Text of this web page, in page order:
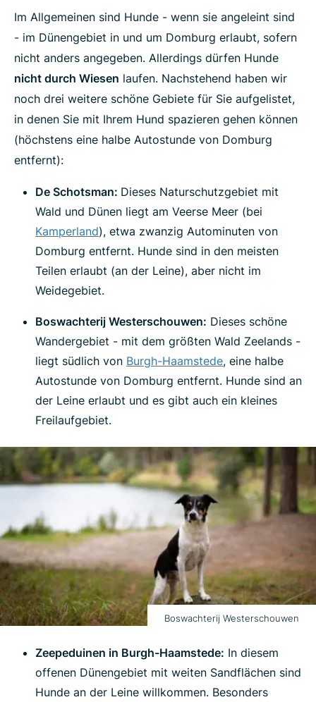
Im Allgemeinen sind Hunde - wenn sie angeleint sind
- im Dünengebiet in und um Domburg erlaubt, sofern
nicht anders angegeben. Allerdings dürfen Hunde
nicht durch Wiesen laufen. Nachstehend haben wir
noch drei weitere schöne Gebiete für Sie aufgelistet,
in denen Sie mit Ihrem Hund spazieren gehen können
(höchstens eine halbe Autostunde von Domburg
entfernt):
De Schotsman: Dieses Naturschutzgebiet mit
Wald und Dünen liegt am Veerse Meer (bei
Kamperland), etwa zwanzig Autominuten von
Domburg entfernt. Hunde sind in den meisten
Teilen erlaubt (an der Leine), aber nicht im
Weidegebiet.
Boswachterij Westerschouwen: Dieses schöne
Wandergebiet - mit dem größten Wald Zeelands -
liegt südlich von Burgh-Haamstede, eine halbe
Autostunde von Domburg entfernt. Hunde sind an
der Leine erlaubt und es gibt auch ein kleines
Freilaufgebiet.
Boswachterij Westerschouwen
Zeepeduinen in Burgh-Haamstede: In diesem
offenen Dünengebiet mit weiten Sandflächen sind
Hunde an der Leine willkommen. Besonders